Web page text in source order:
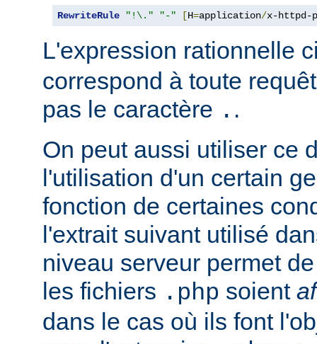
RewriteRule "!\." "-" [H=application/x-httpd-
L'expression rationnelle
correspond à toute
pas le caractère . .
On peut aussi utiliser ce
l'utilisation d'un certain
fonction de certaines
l'extrait suivant utilisé
niveau serveur permet
les fichiers .php soient
dans le cas où ils font